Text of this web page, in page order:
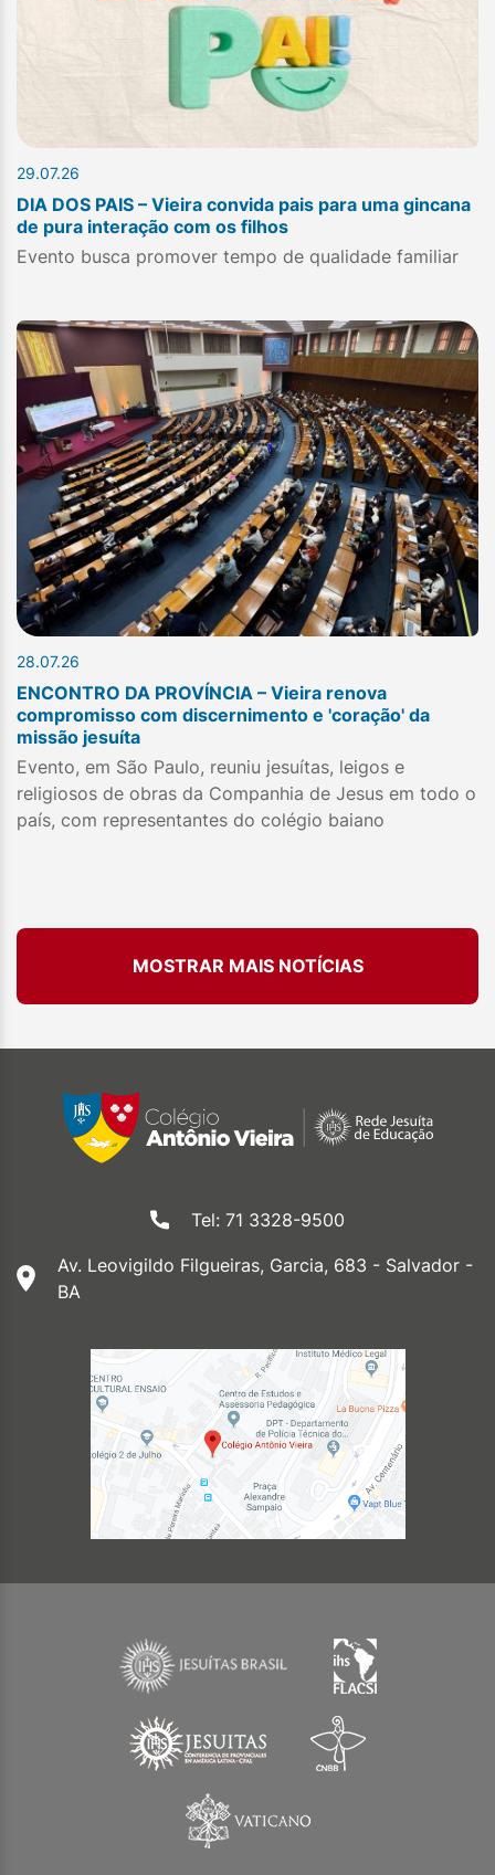
29.07.26
DIA DOS PAIS – Vieira convida pais para uma gincana
de pura interação com os filhos
Evento busca promover tempo de qualidade familiar
28.07.26
ENCONTRO DA PROVÍNCIA – Vieira renova
compromisso com discernimento e 'coração' da
missão jesuíta
Evento, em São Paulo, reuniu jesuítas, leigos e
religiosos de obras da Companhia de Jesus em todo o
país, com representantes do colégio baiano
MOSTRAR MAIS NOTÍCIAS
Tel: 71 3328-9500
Av. Leovigildo Filgueiras, Garcia, 683 - Salvador -
BA